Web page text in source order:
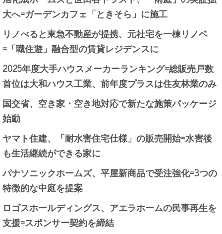
大へ=ガーデンカフェ「ときそら」に施工
リノべると東急不動産が提携、元社宅を一棟リノベ
=「職住遊」融合型の賃貸レジデンスに
2025年度大手ハウスメーカーランキング=総販売戸数
首位は大和ハウス工業、前年度プラスは住友林業のみ
国交省、空き家・空き地対応で新たな施策パッケージ
始動
ヤマト住建、「耐水害住宅仕様」の販売開始=水害後
も生活継続ができる家に
パナソニックホームズ、平屋新商品で受注強化=3つの
特徴的な中庭を提案
ロゴスホールディングス、アエラホームの民事再生を
支援=スポンサー契約を締結